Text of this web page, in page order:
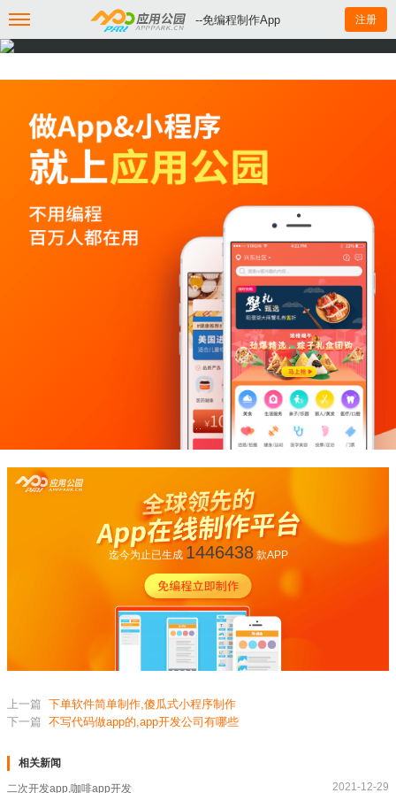
--免编程制作App 注册
迄今为止已生成 1446438款APP
上一篇 下单软件简单制作,傻瓜式小程序制作
下一篇 不写代码做app的,app开发公司有哪些
相关新闻
二次开发app,咖啡app开发 2021-12-29